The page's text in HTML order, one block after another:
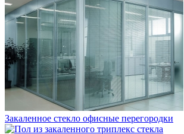
Закаленное стекло офисные перегородки